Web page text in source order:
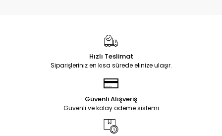
Hızlı Teslimat
Siparişleriniz en kısa sürede elinize ulaşır.
Güvenli Alışveriş
Güvenli ve kolay ödeme sistemi